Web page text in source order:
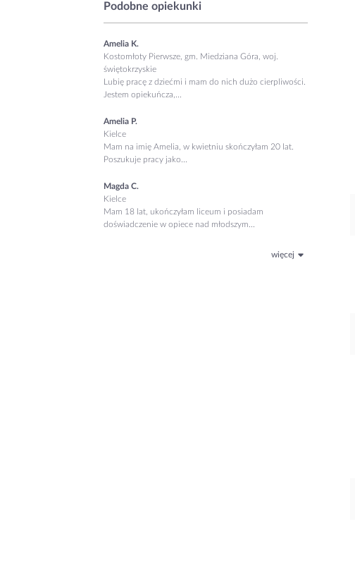
Podobne opiekunki
Amelia K.
Kostomłoty Pierwsze, gm. Miedziana Góra, woj.
świętokrzyskie
Lubię pracę z dziećmi i mam do nich dużo cierpliwości.
Jestem opiekuńcza,...
Amelia P.
Kielce
Mam na imię Amelia, w kwietniu skończyłam 20 lat.
Poszukuje pracy jako...
Magda C.
Kielce
Mam 18 lat, ukończyłam liceum i posiadam
doświadczenie w opiece nad młodszym...
więcej